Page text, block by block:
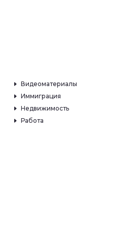
Видеоматериалы
Иммиграция
Недвижимость
Работа